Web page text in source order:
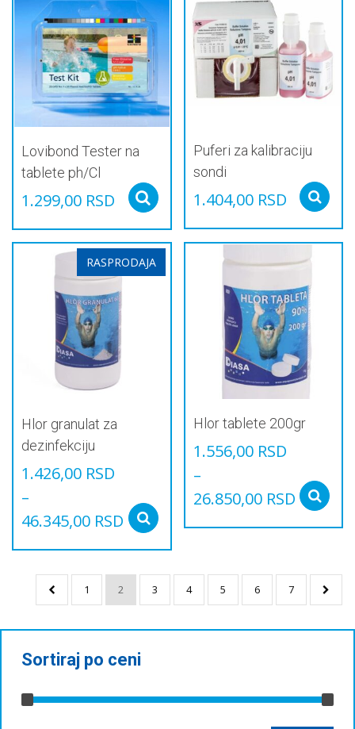
Lovibond Tester na
tablete ph/Cl
1.299,00 RSD Select options
Puferi za kalibraciju
sondi
1.404,00 RSD
варијанти.
Опције
изабране
страници
производа.
RASPRODAJA
Hlor granulat za
dezinfekciju
1.426,00 RSD
–
46.345,00 RSD
има
варијанти.
бити
на
страници
Hlor tablete 200gr
1.556,00 RSD
–
26.850,00 RSD
варијанти.
Опције
бити
производа.
1 2 3 4 5 6 7
Sortiraj po ceni